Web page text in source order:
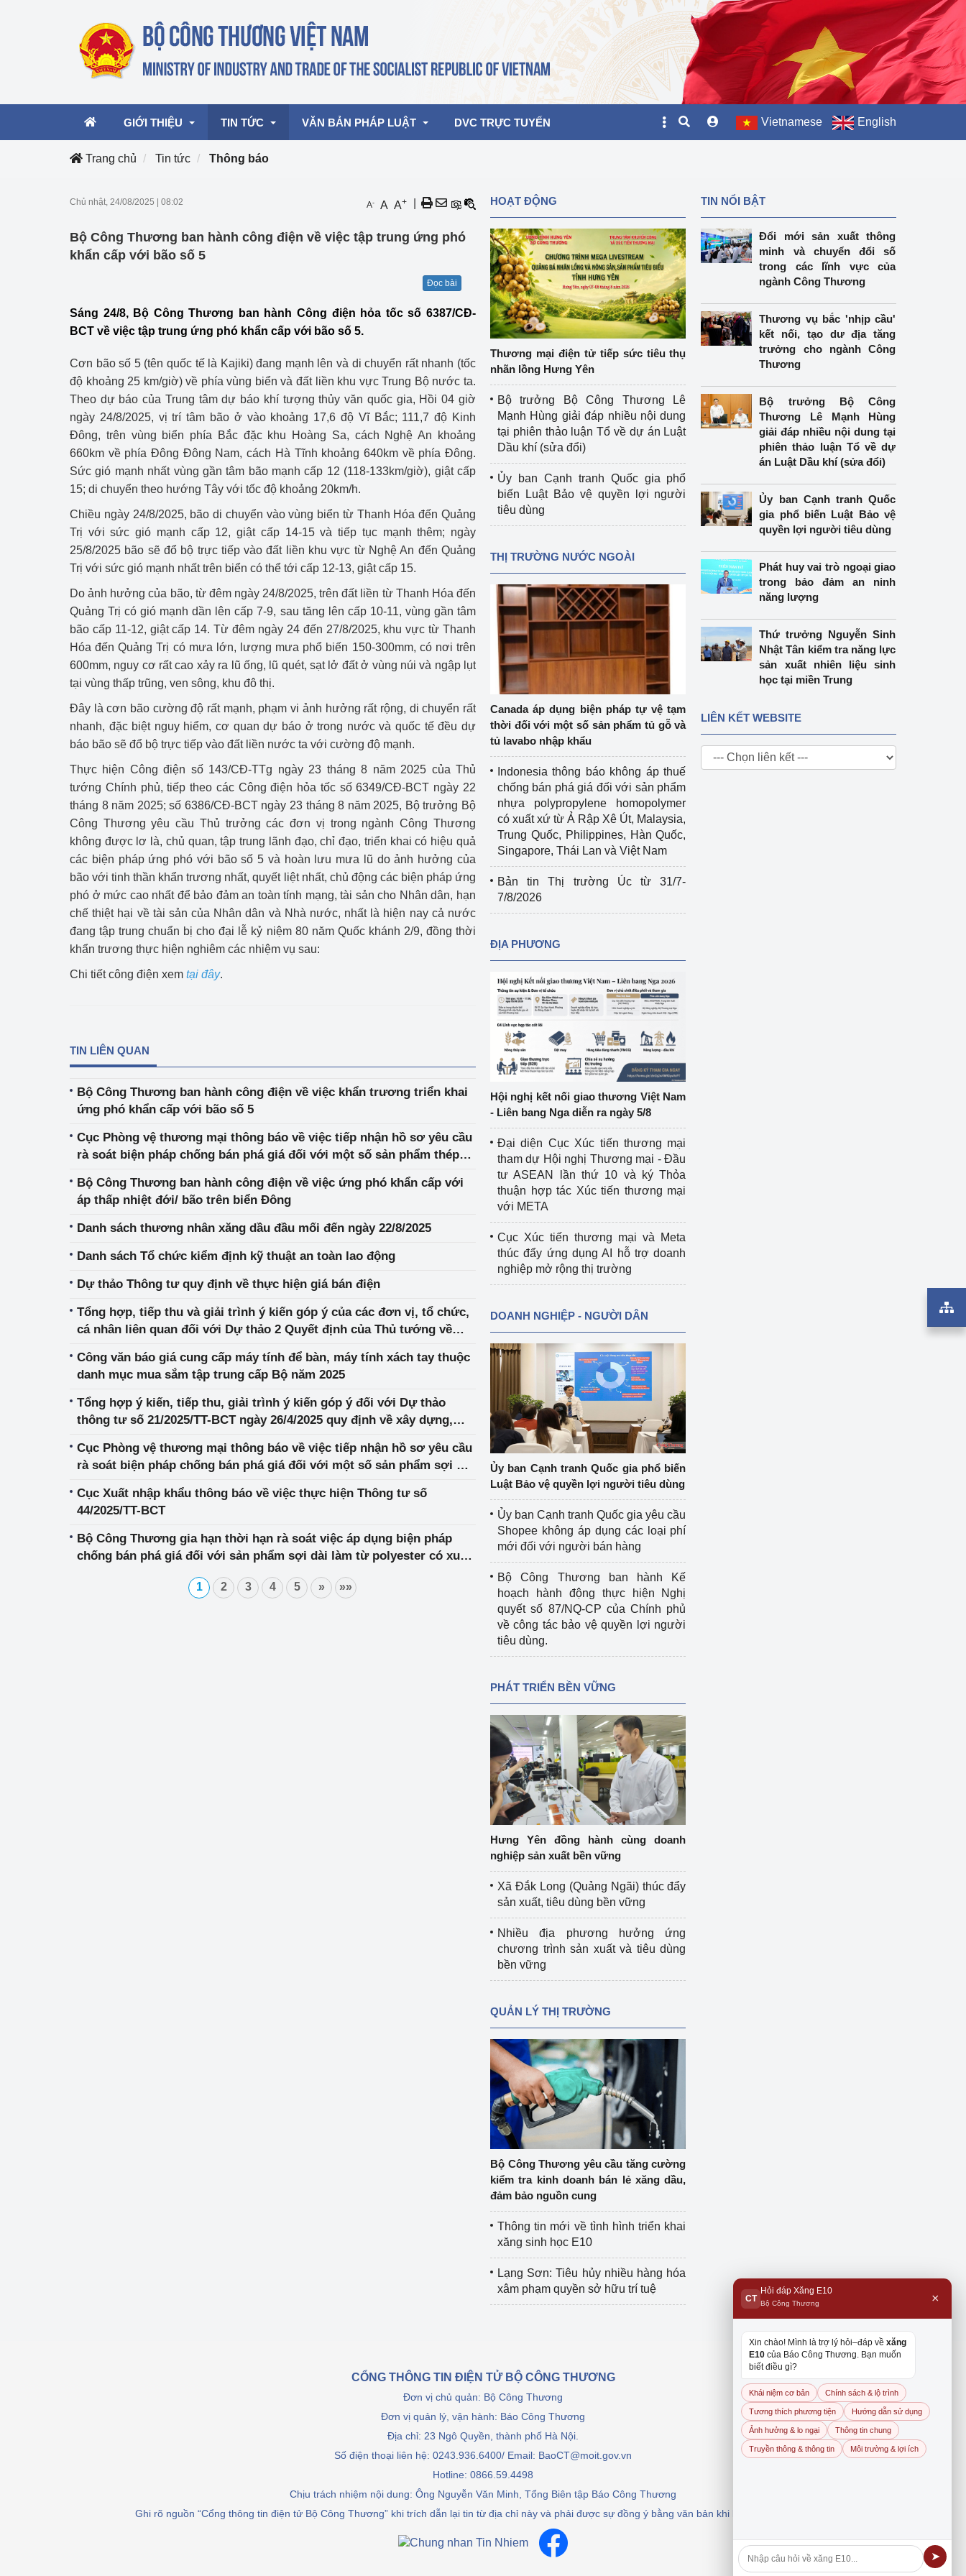
GIỚI THIỆU
Cơ cấu tổ chức
TIN TỨC
Hoạt động của Lãnh đạo Bộ
mại, Dịch vụ Việt Nam 2026
Công Thương - Công luận
Họp báo
Thông cáo báo chí
Điểm báo
Chuyển đổi số
Lịch sử phát triển
Bản tin Thị trường Nông Lâm Thủy sản
Phát triển nguồn nhân lực
Phát triển bền vững
Tổ chức kiểm định
Tổ chức kiểm định kỹ thuật an toàn lao
động thuộc thẩm quyền quản lý của
Bộ Công Thương
động kiểm định thiết bị, dụng cụ điện
làm việc ở môi trường không có nguy
hiểm khí, bụi nổ
Cơ sở sản xuất, sửa chữa chai chứa
LPG
Tổ chức huấn luyện, bồi dưỡng
nghiệp vụ kiểm định kỹ thuật an toàn
lao động
Văn hóa ngành Công Thương
Tái cơ cấu ngành Công Thương
Quản lý thị trường
Sử dụng năng lượng tiết kiệm và
hiệu quả
Hiệu quả năng lượng
Khoa học, công nghệ và đổi mới sáng
tạo
Thông báo
Bảo vệ môi trường Video bảo vệ môi trường
Album ảnh bảo vệ môi trường
Văn bản về môi trường
Đọc báo giúp bạn
Bảo vệ nền tảng tư tưởng của Đảng
Doanh nghiệp - Người dân
Xúc tiến thương mại Khu vực miền Bắc
Khu vực miền Trung
Khu vực miền Nam
Thị trường nước ngoài Hiệp định EVFTA
Thị trường châu Á – châu Phi
Thị trường trong nước
Ngành Công Thương đưa nghị quyết
VĂN BẢN PHÁP LUẬT DVC TRỰC TUYẾN Vietnamese English
Trang chủ Tin tức Thông báo
Chủ nhật, 24/08/2025 08:02 A- A A+
Bộ Công Thương ban hành công điện về việc tập trung ứng phó
khẩn cấp với bão số 5
Đọc bài
Sáng 24/8, Bộ Công Thương ban hành Công điện hỏa tốc số 6387/CĐ-
BCT về việc tập trung ứng phó khẩn cấp với bão số 5.
Cơn bão số 5 (tên quốc tế là Kajiki) đang mạnh lên và di chuyển rất nhanh (tốc
độ khoảng 25 km/giờ) về phía vùng biển và đất liền khu vực Trung Bộ nước ta.
Theo dự báo của Trung tâm dự báo khí tượng thủy văn quốc gia, Hồi 04 giờ
ngày 24/8/2025, vị trí tâm bão ở vào khoảng 17,6 độ Vĩ Bắc; 111,7 độ Kinh
Đông, trên vùng biển phía Bắc đặc khu Hoàng Sa, cách Nghệ An khoảng
660km về phía Đông Đông Nam, cách Hà Tĩnh khoảng 640km về phía Đông.
Sức gió mạnh nhất vùng gần tâm bão mạnh cấp 12 (118-133km/giờ), giật cấp
15; di chuyển theo hướng Tây với tốc độ khoảng 20km/h.
Chiều ngày 24/8/2025, bão di chuyển vào vùng biển từ Thanh Hóa đến Quảng
Trị với sức gió mạnh cấp 12, giật cấp 14-15 và tiếp tục mạnh thêm; ngày
25/8/2025 bão sẽ đổ bộ trực tiếp vào đất liền khu vực từ Nghệ An đến Quảng
Trị với sức gió mạnh nhất trên biển có thể tới cấp 12-13, giật cấp 15.
Do ảnh hưởng của bão, từ đêm ngày 24/8/2025, trên đất liền từ Thanh Hóa đến
Quảng Trị có gió mạnh dần lên cấp 7-9, sau tăng lên cấp 10-11, vùng gần tâm
bão cấp 11-12, giật cấp 14. Từ đêm ngày 24 đến 27/8/2025, khu vực từ Thanh
Hóa đến Quảng Trị có mưa lớn, lượng mưa phổ biến 150-300mm, có nơi trên
600mm, nguy cơ rất cao xảy ra lũ ống, lũ quét, sạt lở đất ở vùng núi và ngập lụt
tại vùng thấp trũng, ven sông, khu đô thị.
Đây là cơn bão cường độ rất mạnh, phạm vi ảnh hưởng rất rộng, di chuyển rất
nhanh, đặc biệt nguy hiểm, cơ quan dự báo ở trong nước và quốc tế đều dự
báo bão sẽ đổ bộ trực tiếp vào đất liền nước ta với cường độ mạnh.
Thực hiện Công điện số 143/CĐ-TTg ngày 23 tháng 8 năm 2025 của Thủ
tướng Chính phủ, tiếp theo các Công điện hỏa tốc số 6349/CĐ-BCT ngày 22
tháng 8 năm 2025; số 6386/CĐ-BCT ngày 23 tháng 8 năm 2025, Bộ trưởng Bộ
Công Thương yêu cầu Thủ trưởng các đơn vị trong ngành Công Thương
không được lơ là, chủ quan, tập trung lãnh đạo, chỉ đạo, triển khai có hiệu quả
các biện pháp ứng phó với bão số 5 và hoàn lưu mưa lũ do ảnh hưởng của
bão với tinh thần khẩn trương nhất, quyết liệt nhất, chủ động các biện pháp ứng
phó ở mức cao nhất để bảo đảm an toàn tính mạng, tài sản cho Nhân dân, hạn
chế thiệt hại về tài sản của Nhân dân và Nhà nước, nhất là hiện nay cả nước
đang tập trung chuẩn bị cho đại lễ kỷ niệm 80 năm Quốc khánh 2/9, đồng thời
khẩn trương thực hiện nghiêm các nhiệm vụ sau:
Chi tiết công điện xem tại đây.
TIN LIÊN QUAN
Bộ Công Thương ban hành công điện về việc khẩn trương triển khai
ứng phó khẩn cấp với bão số 5
Cục Phòng vệ thương mại thông báo về việc tiếp nhận hồ sơ yêu cầu
rà soát biện pháp chống bán phá giá đối với một số sản phẩm thép
Đại Hàn Dân quốc và Cộng hòa nhân dân Trung Hoa
Bộ Công Thương ban hành công điện về việc ứng phó khẩn cấp với
áp thấp nhiệt đới/ bão trên biển Đông
Danh sách thương nhân xăng dầu đầu mối đến ngày 22/8/2025
Danh sách Tổ chức kiểm định kỹ thuật an toàn lao động
Dự thảo Thông tư quy định về thực hiện giá bán điện
Tổng hợp, tiếp thu và giải trình ý kiến góp ý của các đơn vị, tổ chức,
cá nhân liên quan đối với Dự thảo 2 Quyết định của Thủ tướng về
xuất, tự tiêu thụ và lưu trữ điện
Công văn báo giá cung cấp máy tính để bàn, máy tính xách tay thuộc
danh mục mua sắm tập trung cấp Bộ năm 2025
Tổng hợp ý kiến, tiếp thu, giải trình ý kiến góp ý đối với Dự thảo
thông tư số 21/2025/TT-BCT ngày 26/4/2025 quy định về xây dựng,
thông tư số 21/2025/TT-BCT
Cục Phòng vệ thương mại thông báo về việc tiếp nhận hồ sơ yêu cầu
rà soát biện pháp chống bán phá giá đối với một số sản phẩm sợi dài
xi-a, Ma-lai-xi-a và Cộng hoà nhân dân Trung Hoa
Cục Xuất nhập khẩu thông báo về việc thực hiện Thông tư số
44/2025/TT-BCT
Bộ Công Thương gia hạn thời hạn rà soát việc áp dụng biện pháp
chống bán phá giá đối với sản phẩm sợi dài làm từ polyester có xuất
1 2 3 4 5 » »»
HOẠT ĐỘNG
Thương mại điện tử tiếp sức tiêu thụ
nhãn lồng Hưng Yên
Bộ trưởng Bộ Công Thương Lê
Mạnh Hùng giải đáp nhiều nội dung
tại phiên thảo luận Tổ về dự án Luật
Dầu khí (sửa đổi)
Ủy ban Cạnh tranh Quốc gia phổ
biến Luật Bảo vệ quyền lợi người
tiêu dùng
THỊ TRƯỜNG NƯỚC NGOÀI
Canada áp dụng biện pháp tự vệ tạm
thời đối với một số sản phẩm tủ gỗ và
tủ lavabo nhập khẩu
Indonesia thông báo không áp thuế
chống bán phá giá đối với sản phẩm
nhựa polypropylene homopolymer
có xuất xứ từ Ả Rập Xê Út, Malaysia,
Trung Quốc, Philippines, Hàn Quốc,
Singapore, Thái Lan và Việt Nam
Bản tin Thị trường Úc từ 31/7-
7/8/2026
ĐỊA PHƯƠNG
Hội nghị kết nối giao thương Việt Nam
- Liên bang Nga diễn ra ngày 5/8
Đại diện Cục Xúc tiến thương mại
tham dự Hội nghị Thương mại - Đầu
tư ASEAN lần thứ 10 và ký Thỏa
thuận hợp tác Xúc tiến thương mại
với META
Cục Xúc tiến thương mại và Meta
thúc đẩy ứng dụng AI hỗ trợ doanh
nghiệp mở rộng thị trường
DOANH NGHIỆP - NGƯỜI DÂN
Ủy ban Cạnh tranh Quốc gia phổ biến
Luật Bảo vệ quyền lợi người tiêu dùng
Ủy ban Cạnh tranh Quốc gia yêu cầu
Shopee không áp dụng các loại phí
mới đối với người bán hàng
Bộ Công Thương ban hành Kế
hoạch hành động thực hiện Nghị
quyết số 87/NQ-CP của Chính phủ
về công tác bảo vệ quyền lợi người
tiêu dùng.
PHÁT TRIỂN BỀN VỮNG
Hưng Yên đồng hành cùng doanh
nghiệp sản xuất bền vững
Xã Đắk Long (Quảng Ngãi) thúc đẩy
sản xuất, tiêu dùng bền vững
Nhiều địa phương hưởng ứng
chương trình sản xuất và tiêu dùng
bền vững
QUẢN LÝ THỊ TRƯỜNG
Bộ Công Thương yêu cầu tăng cường
kiểm tra kinh doanh bán lẻ xăng dầu,
đảm bảo nguồn cung
Thông tin mới về tình hình triển khai
xăng sinh học E10
Lạng Sơn: Tiêu hủy nhiều hàng hóa
xâm phạm quyền sở hữu trí tuệ
TIN NỔI BẬT
Đổi mới sản xuất thông
minh và chuyển đổi số
trong các lĩnh vực của
ngành Công Thương
Thương vụ bắc 'nhịp cầu'
kết nối, tạo dư địa tăng
trưởng cho ngành Công
Thương
Bộ trưởng Bộ Công
Thương Lê Mạnh Hùng
giải đáp nhiều nội dung tại
phiên thảo luận Tổ về dự
án Luật Dầu khí (sửa đổi)
Ủy ban Cạnh tranh Quốc
gia phổ biến Luật Bảo vệ
quyền lợi người tiêu dùng
Phát huy vai trò ngoại giao
trong bảo đảm an ninh
năng lượng
Thứ trưởng Nguyễn Sinh
Nhật Tân kiểm tra năng lực
sản xuất nhiên liệu sinh
học tại miền Trung
LIÊN KẾT WEBSITE
CỔNG THÔNG TIN ĐIỆN TỬ BỘ CÔNG THƯƠNG
Đơn vị chủ quản: Bộ Công Thương
Đơn vị quản lý, vận hành: Báo Công Thương
Địa chỉ: 23 Ngô Quyền, thành phố Hà Nội.
Số điện thoại liên hệ: 0243.936.6400/ Email: BaoCT@moit.gov.vn
Hotline: 0866.59.4498
Chịu trách nhiệm nội dung: Ông Nguyễn Văn Minh, Tổng Biên tập Báo Công Thương
Ghi rõ nguồn “Cổng thông tin điện tử Bộ Công Thương” khi trích dẫn lại tin từ địa chỉ này và phải được sự đồng ý bằng văn bản khi khai thác, dẫn nguồn.
CT
Hỏi đáp Xăng E10
Bộ Công Thương ×
Xin chào! Mình là trợ lý hỏi–đáp về xăng
E10 của Báo Công Thương. Bạn muốn
biết điều gì?
Khái niệm cơ bản Chính sách & lộ trình
Tương thích phương tiện Hướng dẫn sử dụng
Ảnh hưởng & lo ngại Thông tin chung
Truyền thông & thông tin Môi trường & lợi ích
➤